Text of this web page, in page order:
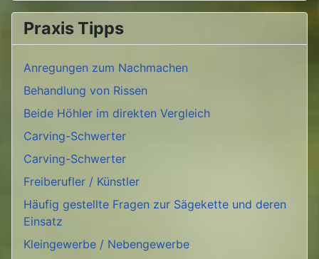
Praxis Tipps
Anregungen zum Nachmachen
Behandlung von Rissen
Beide Höhler im direkten Vergleich
Carving-Schwerter
Carving-Schwerter
Freiberufler / Künstler
Häufig gestellte Fragen zur Sägekette und deren
Einsatz
Kleingewerbe / Nebengewerbe